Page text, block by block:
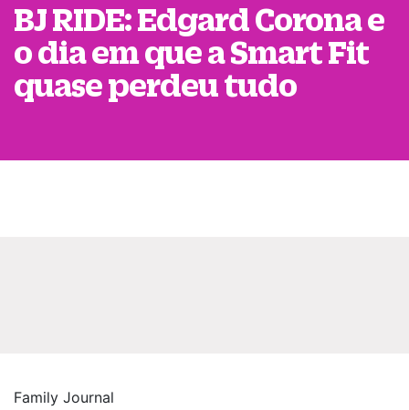
BJ RIDE: Edgard Corona e
o dia em que a Smart Fit
quase perdeu tudo
Family Journal